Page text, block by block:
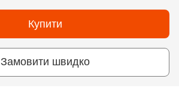
Купити
Замовити швидко